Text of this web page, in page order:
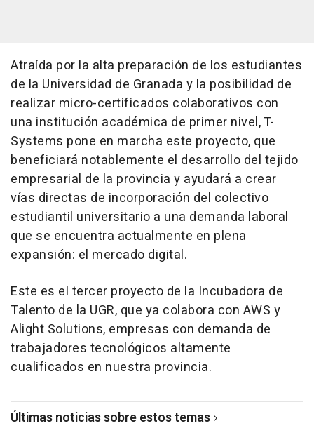
Atraída por la alta preparación de los estudiantes
de la Universidad de Granada y la posibilidad de
realizar micro-certificados colaborativos con
una institución académica de primer nivel, T-
Systems pone en marcha este proyecto, que
beneficiará notablemente el desarrollo del tejido
empresarial de la provincia y ayudará a crear
vías directas de incorporación del colectivo
estudiantil universitario a una demanda laboral
que se encuentra actualmente en plena
expansión: el mercado digital.
Este es el tercer proyecto de la Incubadora de
Talento de la UGR, que ya colabora con AWS y
Alight Solutions, empresas con demanda de
trabajadores tecnológicos altamente
cualificados en nuestra provincia.
Últimas noticias sobre estos temas